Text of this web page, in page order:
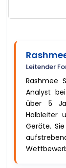
Leitender
Rashmee
Analyst
über 5
Halbleiter
Geräte.